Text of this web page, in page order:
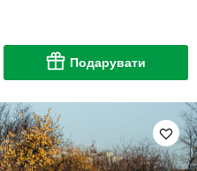
Подарувати